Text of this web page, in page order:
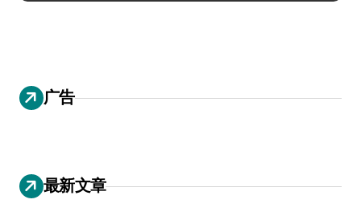
广告
最新文章